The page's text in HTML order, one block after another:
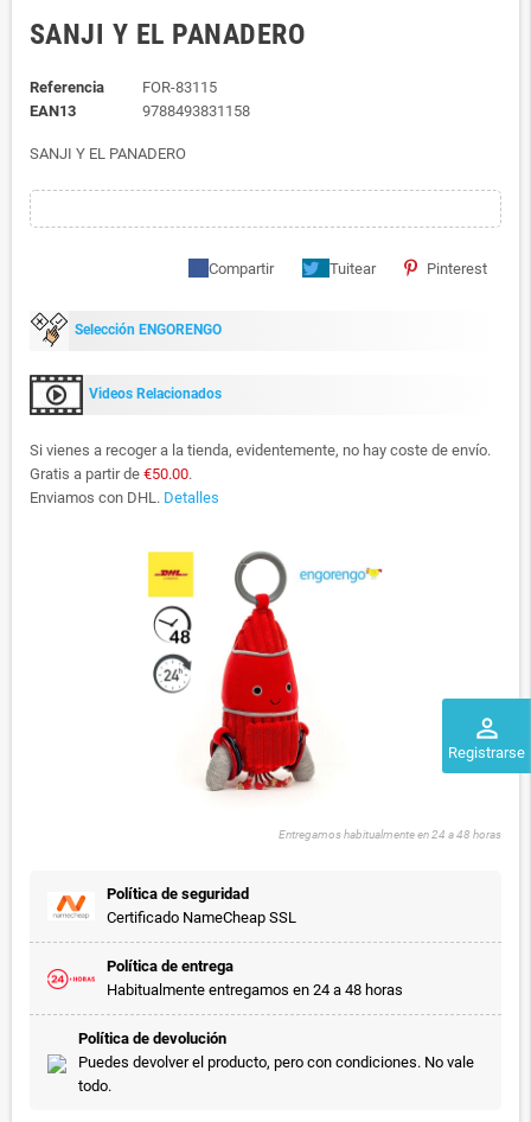
perm_identity
Registrarse
SANJI Y EL PANADERO
Referencia
FOR-83115
EAN13
9788493831158
SANJI Y EL PANADERO
Compartir Tuitear Pinterest
Selección ENGORENGO
Videos Relacionados
Si vienes a recoger a la tienda, evidentemente, no hay coste de envío.
Gratis a partir de €50.00.
Enviamos con DHL. Detalles
Entregamos habitualmente en 24 a 48 horas
Política de seguridad
Certificado NameCheap SSL
Política de entrega
Habitualmente entregamos en 24 a 48 horas
Política de devolución
Puedes devolver el producto, pero con condiciones. No vale
todo.